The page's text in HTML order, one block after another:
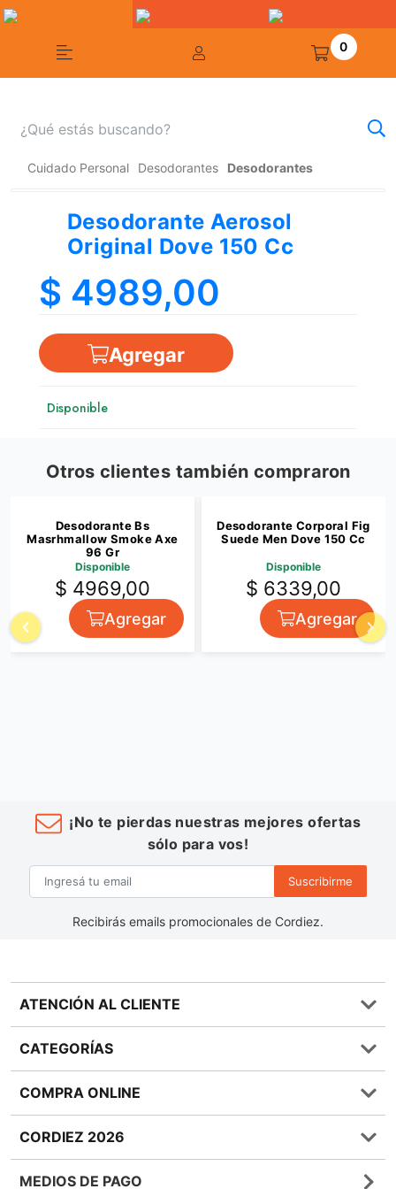
0
Cuidado Personal Desodorantes Desodorantes
Desodorante Aerosol
Original Dove 150 Cc
$ 4989,00
Agregar
Disponible
Otros clientes también compraron
Desodorante Bs
Masrhmallow Smoke Axe
96 Gr
Disponible
$ 4969,00
Agregar
Desodorante Corporal Fig
Suede Men Dove 150 Cc
Disponible
$ 6339,00
Agregar
¡No te pierdas nuestras mejores ofertas
sólo para vos!
Suscribirme
Recibirás emails promocionales de Cordiez.
ATENCIÓN AL CLIENTE
Preguntas frecuentes
0810 555 1970
Términos y condiciones
Política de Devoluciones
Bases y Condiciones de Sorteos
CATEGORÍAS
Bebidas
Lácteos
COMPRA ONLINE
Métodos de entrega
CORDIEZ 2026
MEDIOS DE PAGO